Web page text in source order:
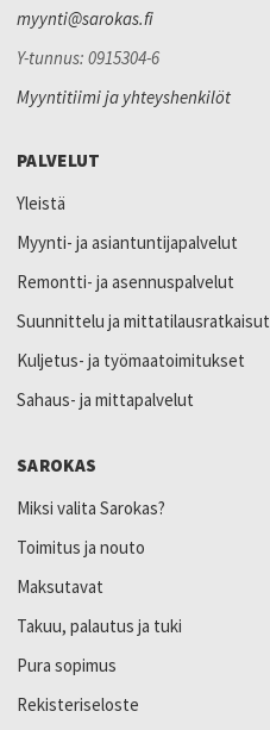
myynti@sarokas.fi
Y-tunnus: 0915304-6
Myyntitiimi ja yhteyshenkilöt
PALVELUT
Yleistä
Myynti- ja asiantuntijapalvelut
Remontti- ja asennuspalvelut
Suunnittelu ja mittatilausratkaisut
Kuljetus- ja työmaatoimitukset
Sahaus- ja mittapalvelut
SAROKAS
Miksi valita Sarokas?
Toimitus ja nouto
Maksutavat
Takuu, palautus ja tuki
Pura sopimus
Rekisteriseloste